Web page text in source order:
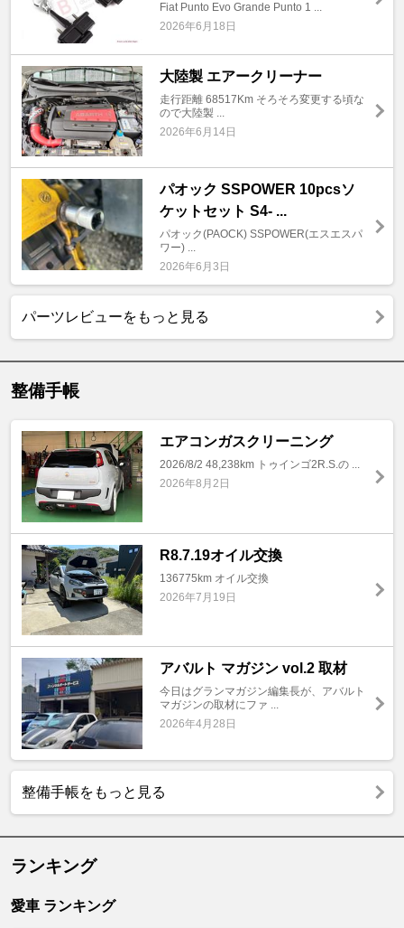
Fiat Punto Evo Grande Punto 1 ...
2026年6月18日
大陸製 エアークリーナー
走行距離 68517Km そろそろ変更する頃な
ので大陸製 ...
2026年6月14日
パオック SSPOWER 10pcsソ
ケットセット S4- ...
パオック(PAOCK) SSPOWER(エスエスパ
ワー) ...
2026年6月3日
パーツレビューをもっと見る
整備手帳
エアコンガスクリーニング
2026/8/2 48,238km トゥインゴ2R.S.の ...
2026年8月2日
R8.7.19オイル交換
136775km オイル交換
2026年7月19日
アバルト マガジン vol.2 取材
今日はグランマガジン編集長が、アバルト
マガジンの取材にファ ...
2026年4月28日
整備手帳をもっと見る
ランキング
愛車 ランキング